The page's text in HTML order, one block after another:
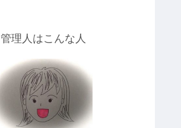
管理人はこんな人